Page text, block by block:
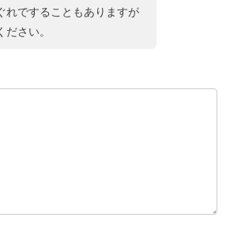
れですることもありますが
さい。